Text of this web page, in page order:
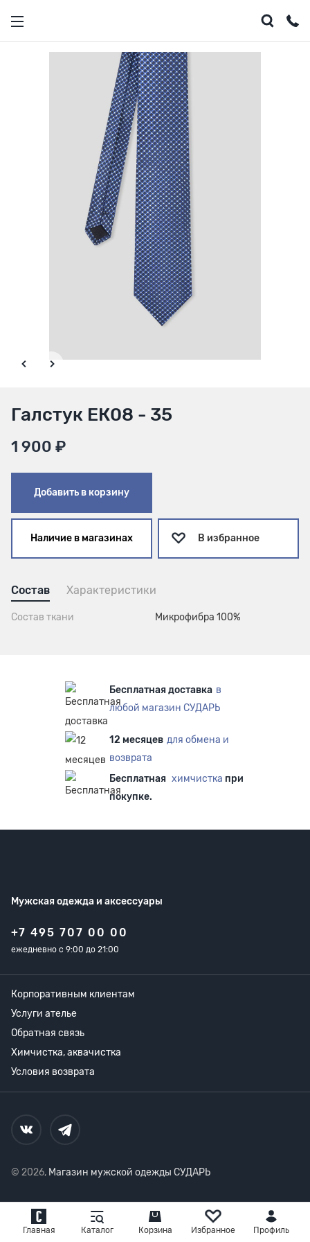
Главная Каталог Корзина Избранное Профиль
Галстук ЕК08 - 35
1 900 ₽
Добавить в корзину
Наличие в магазинах В избранное
Состав Характеристики
Состав ткани Микрофибра 100%
Бесплатная доставка в
любой магазин СУДАРЬ
12 месяцев для обмена и
возврата
Бесплатная химчистка при
покупке.
Мужская одежда и аксессуары
+7 495 707 00 00
ежедневно с 9:00 до 21:00
Корпоративным клиентам
Услуги ателье
Обратная связь
Химчистка, аквачистка
Условия возврата
© 2026, Магазин мужской одежды СУДАРЬ